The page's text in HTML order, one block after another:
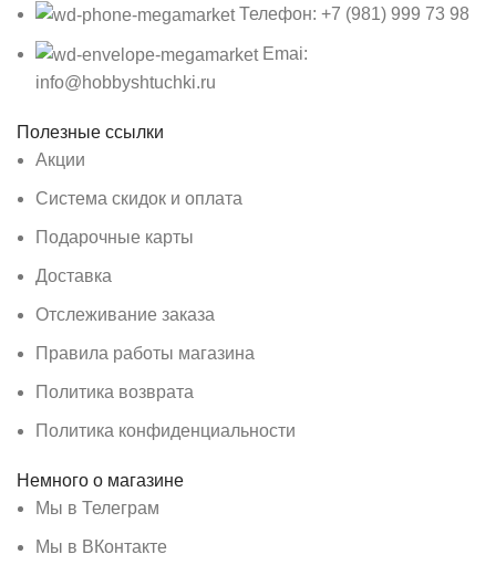
Телефон: +7 (981) 999 73 98
Emai:
info@hobbyshtuchki.ru
Полезные ссылки
Акции
Система скидок и оплата
Подарочные карты
Доставка
Отслеживание заказа
Правила работы магазина
Политика возврата
Политика конфиденциальности
Немного о магазине
Мы в Телеграм
Мы в ВКонтакте